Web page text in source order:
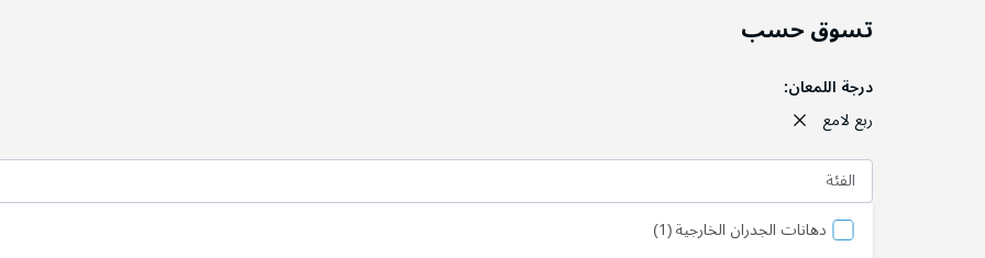
تسوق حسب
درجة اللمعان
ربع لامع
الفئة
دهانات الجدران الخارجية 1المنتج